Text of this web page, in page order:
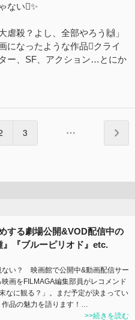
ない🫩✨
虐殺？よし、全部やろう🙌」
になったような作品🫯クライ
ー、SF、アクション…とにか
3
する劇場公開&VOD配信中の
『ブルーピリオド』etc.
ない？ 映画館で公開中&動画配信サー
画をFILMAGA編集部員がレコメンド
なに観る？」。まだ予定が決まってい
品の魅力を語ります！…
>>続きを読む